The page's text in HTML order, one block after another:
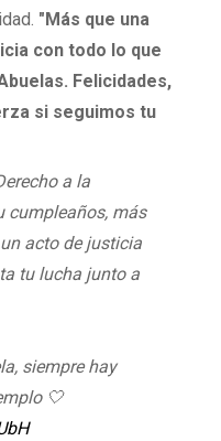
"Más que una
con todo lo que
Felicidades,
si seguimos tu
a la
cumpleaños, más
acto de justicia
tu lucha junto a
siempre hay
🤍